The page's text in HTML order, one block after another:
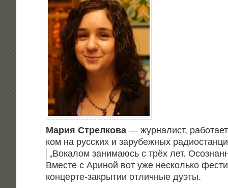
Мария Стрел­ко­ва — жур­на­лист,
ком на рус­ских и зару­беж­ных
„Вока­лом зани­ма­юсь с трёх лет.
Вме­сте с Ари­ной вот уже несколь­ко
кон­цер­те-закры­тии отлич­ные дуэты.